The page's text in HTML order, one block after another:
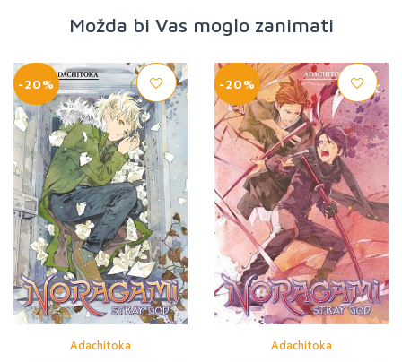
Možda bi Vas moglo zanimati
-20%
Adachitoka
-20%
Adachitoka